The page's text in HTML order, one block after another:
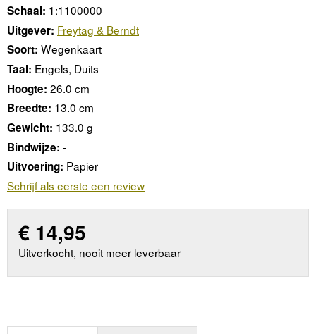
Schaal: 1:1100000
Uitgever: Freytag & Berndt
Soort: Wegenkaart
Taal: Engels, Duits
Hoogte: 26.0 cm
Breedte: 13.0 cm
Gewicht: 133.0 g
Bindwijze: -
Uitvoering: Papier
Schrijf als eerste een review
€ 14,95
Uitverkocht, nooit meer leverbaar